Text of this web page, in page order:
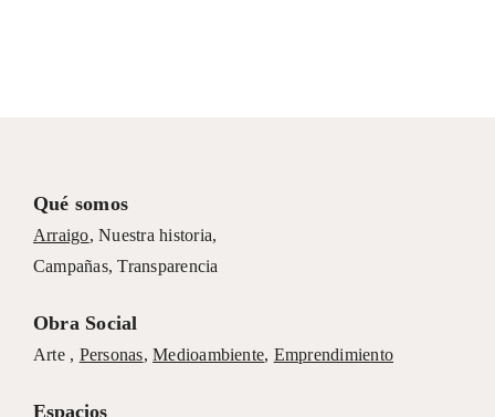
Qué somos
Arraigo,Nuestra historia,
Campañas, Transparencia
Obra Social
Arte , Personas,Medioambiente, Emprendimiento
Espacios